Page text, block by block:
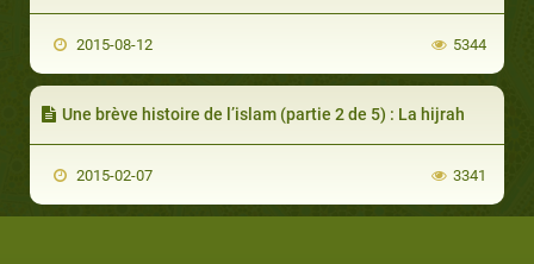
2015-08-12 5344
Une brève histoire de l’islam (partie 2 de 5) : La hijrah
2015-02-07 3341